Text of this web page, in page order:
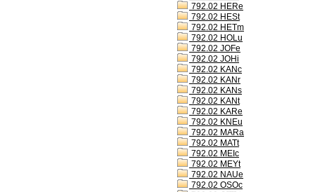
792.02 HERe
792.02 HESt
792.02 HETm
792.02 HOLu
792.02 JOFe
792.02 JOHi
792.02 KANc
792.02 KANr
792.02 KANs
792.02 KANt
792.02 KARe
792.02 KNEu
792.02 MARa
792.02 MATt
792.02 MEIc
792.02 MEYt
792.02 NAUe
792.02 OSOc